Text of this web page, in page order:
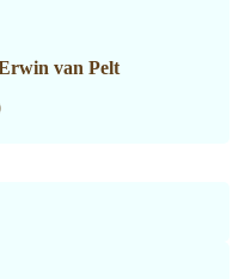
van Pelt